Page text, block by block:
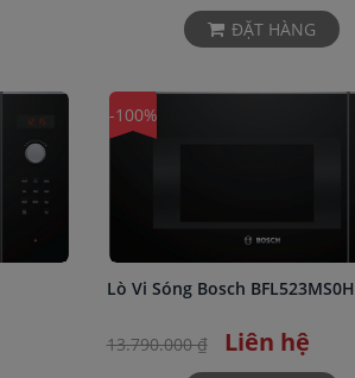
ĐẶT HÀNG
-100%
Lò Vi Sóng Bosch BFL523MS0H
13.790.000 ₫ Liên hệ